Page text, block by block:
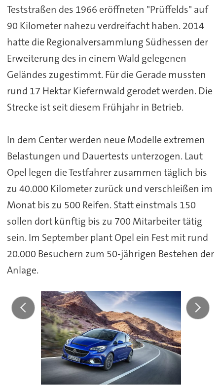
Teststraßen des 1966 eröffneten "Prüffelds" auf
90 Kilometer nahezu verdreifacht haben. 2014
hatte die Regionalversammlung Südhessen der
Erweiterung des in einem Wald gelegenen
Geländes zugestimmt. Für die Gerade mussten
rund 17 Hektar Kiefernwald gerodet werden. Die
Strecke ist seit diesem Frühjahr in Betrieb.
In dem Center werden neue Modelle extremen
Belastungen und Dauertests unterzogen. Laut
Opel legen die Testfahrer zusammen täglich bis
zu 40.000 Kilometer zurück und verschleißen im
Monat bis zu 500 Reifen. Statt einstmals 150
sollen dort künftig bis zu 700 Mitarbeiter tätig
sein. Im September plant Opel ein Fest mit rund
20.000 Besuchern zum 50-jährigen Bestehen der
Anlage.